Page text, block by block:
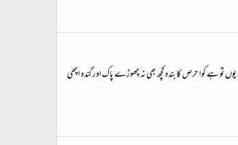
ہے کوا حرص کا بندہ کچھ بھی نہ چھوڑے پاک اور گندہ اچھی